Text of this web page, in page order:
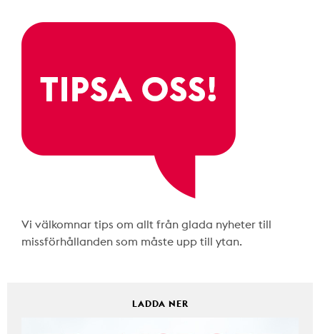
Vi välkomnar tips om allt från glada nyheter till
missförhållanden som måste upp till ytan.
LADDA NER